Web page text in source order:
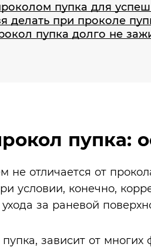
пупка для
делать при проколе
пупка долго не
пупка:
не отличается от
условии, конечно,
за раневой
зависит от многих